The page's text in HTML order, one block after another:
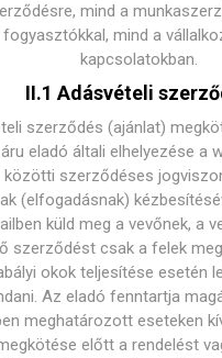
mind a
mind a
kapcsolatokban.
II.1 Adásvételi
szerződés (ajánlat)
eladó általi elhelyezése a
közötti szerződéses
(elfogadásnak)
küld meg a vevőnek, a
szerződést csak a felek
okok teljesítése esetén
Az eladó fenntartja
meghatározott eseteken
előtt a rendelést